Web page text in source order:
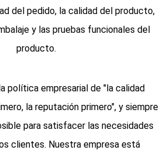
del pedido, la calidad del producto,
y las pruebas funcionales del
producto.
política empresarial de "la calidad
la reputación primero", y siempre
para satisfacer las necesidades
clientes. Nuestra empresa está